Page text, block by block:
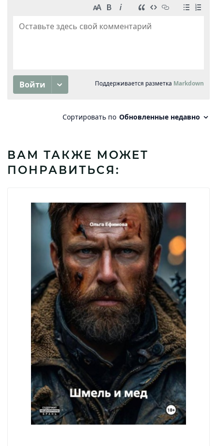
ВАМ ТАКЖЕ МОЖЕТ
ПОНРАВИТЬСЯ: